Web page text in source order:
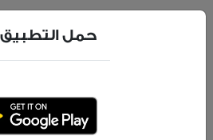
الاستماع بجودة عالية
الاستماع بجودة عالية مع
حمل التطبيق